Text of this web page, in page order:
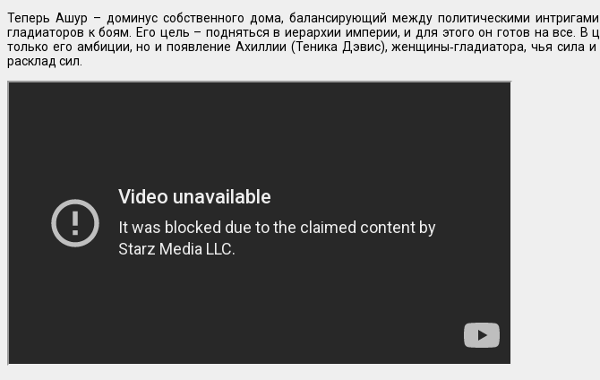
Теперь Ашур – доминус собственного дома, балансирующий между политическими
гладиаторов к боям. Его цель – подняться в иерархии империи, и для этого он готов на все. В
только его амбиции, но и появление Ахиллии (Теника Дэвис), женщины‑гладиатора, чья сила и
расклад сил.